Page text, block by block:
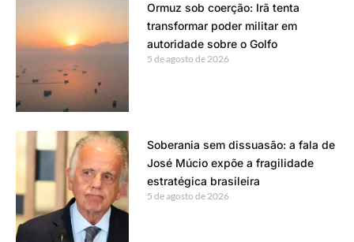
Ormuz sob coerção: Irã tenta
transformar poder militar em
autoridade sobre o Golfo
5 de agosto de 2026
Soberania sem dissuasão: a fala de
José Múcio expõe a fragilidade
estratégica brasileira
5 de agosto de 2026